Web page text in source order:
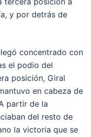
y por detrás de
concentrado con
el podio del
posición, Giral
en cabeza de
partir de la
del resto de
la victoria que se